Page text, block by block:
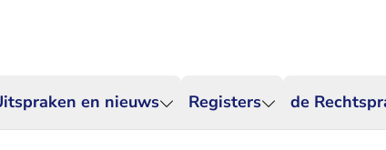
en nieuws Registers de